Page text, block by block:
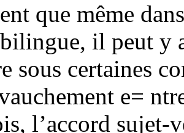
que même
il peut y
sous certaines
e=
l’accord sujet-